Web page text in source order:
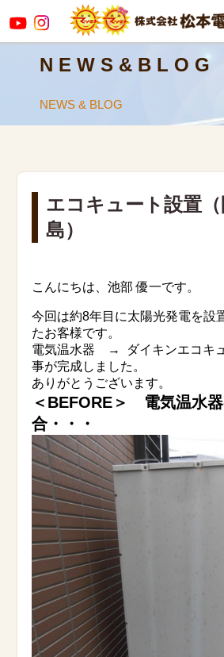
N E W S & B L O G
NEWS & BLOG
エコキュート設置（
島）
こんにちは、池部 優一です。
今回は約8年目に太陽光発電を設
たお客様です。
電気温水器 → ダイキンエコキ
事が完成しました。
ありがとうございます。
＜BEFORE＞ 電気温水
合・・・